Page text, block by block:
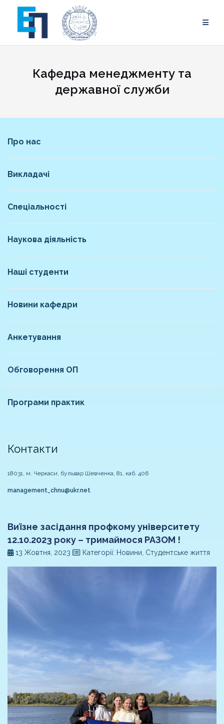
content
Кафедра менеджменту та
державної служби
Про нас
Викладачі
Спеціальності
Наукова діяльність
Наші студенти
Новини кафедри
Анкетування
Обговорення ОП
Програми практик
Контакти
18031, м. Черкаси, бульвар Шевченка, 81, каб. 406
management_chnu@ukr.net
Виїзне засідання профкому університету
12.10.2023 року – тримаймося РАЗОМ !
13 Жовтня, 2023 Категорії: Новини, Студентське життя